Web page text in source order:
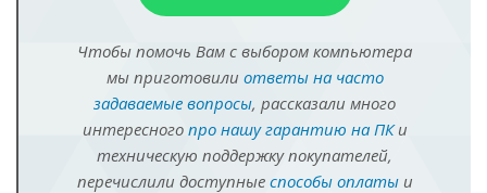
Чтобы помочь Вам с выбором компьютера
мы приготовили ответы на часто
задаваемые вопросы, рассказали много
интересного про нашу гарантию на ПКи
техническую поддержку покупателей,
перечислили доступные способы оплатыи